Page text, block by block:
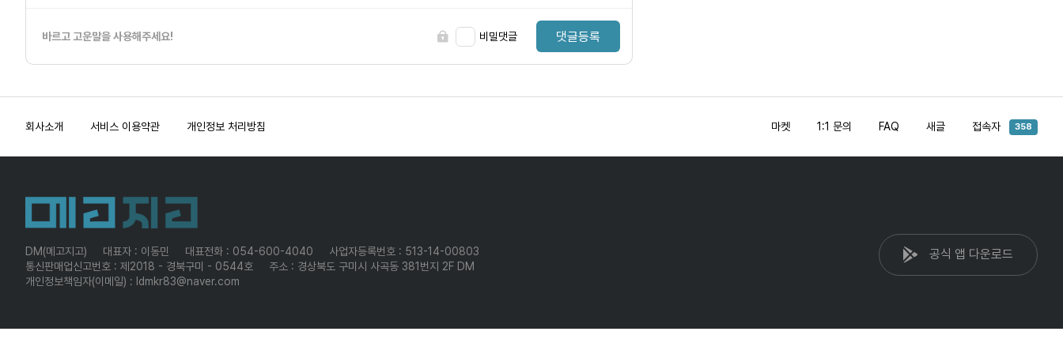
바르고 고운말을 사용해주세요! 비밀댓글 댓글등록
회사소개 서비스 이용약관 개인정보 처리방침 마켓 1:1 문의 FAQ 새글 접속자 358
DM(메고지고) 대표자 : 이동민 대표전화 : 054-600-4040
사업자등록번호 : 513-14-00803
통신판매업신고번호 : 제2018 - 경북구미 - 0544호
주소 : 경상북도 구미시 사곡동 381번지 2F DM
개인정보책임자(이메일) : ldmkr83@naver.com
공식 앱 다운로드